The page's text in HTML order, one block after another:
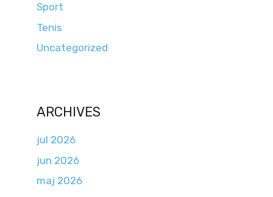
Sport
Tenis
Uncategorized
ARCHIVES
jul 2026
jun 2026
maj 2026